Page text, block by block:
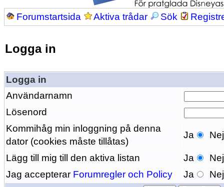
Forumstartsida Aktiva trådar Sök
Logga in
Logga in
Användarnamn
Lösenord
Kommihåg min inloggning på denna
dator (cookies måste tillåtas)
Ja Nej
Lägg till mig till den aktiva listan Ja
Nej
Jag accepterar Forumregler och Policy Ja Nej